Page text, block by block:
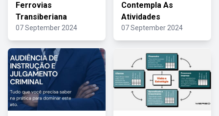
Ferrovias
Transiberiana
07 September 2024
Contempla As
Atividades
07 September 2024